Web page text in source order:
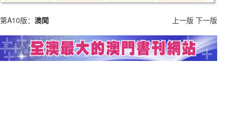
第A10版： 澳聞 上一版 下一版